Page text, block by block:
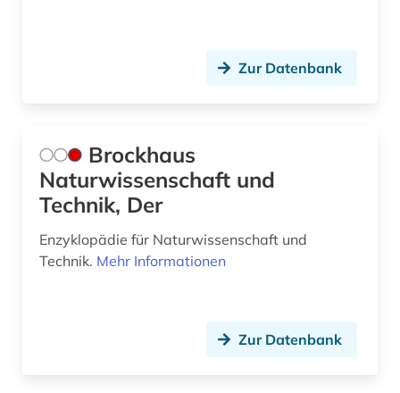
naturgefahr (1)
naturschutz (2)
naturwissenschaft (1)
natürliche ressourcen (2)
networking &amp; broadcasting (1)
Zur Datenbank
Brockhaus
Naturwissenschaft und
Technik, Der
Enzyklopädie für Naturwissenschaft und
Technik. Mehr Informationen
Zur Datenbank